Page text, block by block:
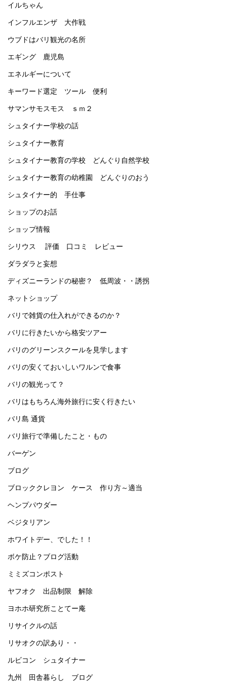
イルちゃん
インフルエンザ 大作戦
ウブドはバリ観光の名所
エギング 鹿児島
エネルギーについて
キーワード選定 ツール 便利
サマンサモスモス ｓｍ２
シュタイナー学校の話
シュタイナー教育
シュタイナー教育の学校 どんぐり自然学校
シュタイナー教育の幼稚園 どんぐりのおう
シュタイナー的 手仕事
ショップのお話
ショップ情報
シリウス 評価 口コミ レビュー
ダラダラと妄想
ディズニーランドの秘密？ 低周波・・誘拐
ネットショップ
バリで雑貨の仕入れができるのか？
バリに行きたいから格安ツアー
バリのグリーンスクールを見学します
バリの安くておいしいワルンで食事
バリの観光って？
バリはもちろん海外旅行に安く行きたい
バリ島 通貨
バリ旅行で準備したこと・もの
バーゲン
ブログ
ブロッククレヨン ケース 作り方～適当
ヘンプパウダー
ベジタリアン
ホワイトデー、でした！！
ボケ防止？ブログ活動
ミミズコンポスト
ヤフオク 出品制限 解除
ヨホホ研究所ことてー庵
リサイクルの話
リサオクの訳あり・・
ルビコン シュタイナー
九州 田舎暮らし ブログ